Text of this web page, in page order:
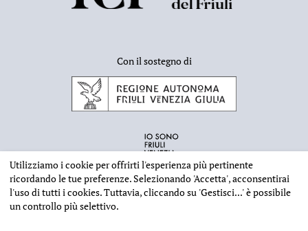
Con il sostegno di
Utilizziamo i cookie per offrirti l'esperienza più pertinente
ricordando le tue preferenze. Selezionando 'Accetta', acconsentirai
l'uso di tutti i cookies. Tuttavia, cliccando su 'Gestisci...'è possibile
un controllo più selettivo.